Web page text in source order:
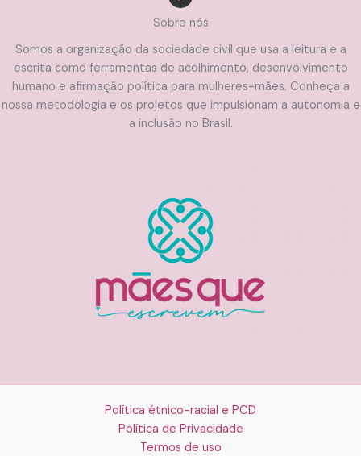
Sobre nós
Somos a organização da sociedade civil que usa a leitura e a
escrita como ferramentas de acolhimento, desenvolvimento
humano e afirmação política para mulheres-mães. Conheça a
nossa metodologia e os projetos que impulsionam a autonomia e
a inclusão no Brasil.
Política étnico-racial e PCD
Política de Privacidade
Termos de uso